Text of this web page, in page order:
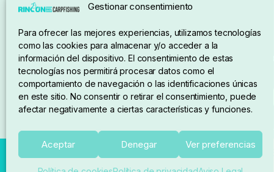
Gestionar consentimiento
Para ofrecer las mejores experiencias, utilizamos tecnologías
como las cookies para almacenar y/o acceder a la
información del dispositivo. El consentimiento de estas
tecnologías nos permitirá procesar datos como el
comportamiento de navegación o las identificaciones únicas
en este sitio. No consentir o retirar el consentimiento, puede
afectar negativamente a ciertas características y funciones.
Aceptar Denegar Ver preferencias
Condiciones de compra